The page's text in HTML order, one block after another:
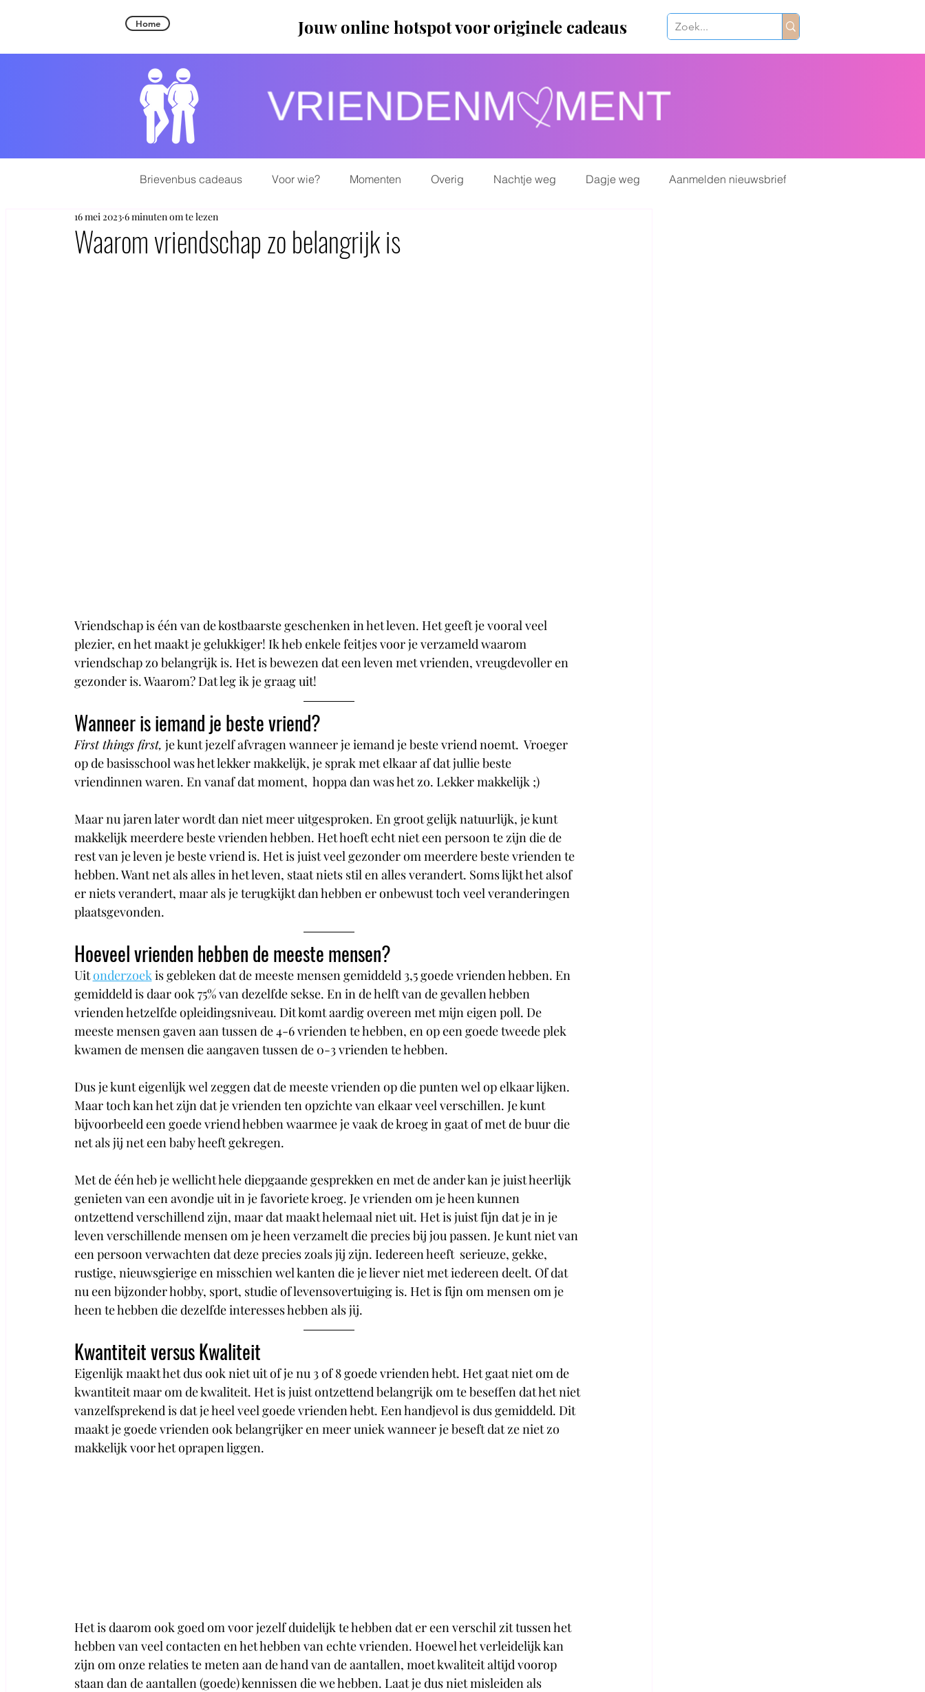
Home Jouw online hotspot voor originele cadeaus
Brievenbus cadeaus Voor wie? Momenten Overig Nachtje weg Dagje weg Aanmelden nieuwsbrief
Waarom vriendschap zo belangrijk is
16 mei 2023 6 minuten om te lezen
Vriendschap is één van de kostbaarste geschenken in het leven. Het geeft je vooral veel
plezier, en het maakt je gelukkiger! Ik heb enkele feitjes voor je verzameld waarom
vriendschap zo belangrijk is. Het is bewezen dat een leven met vrienden, vreugdevoller en
gezonder is. Waarom? Dat leg ik je graag uit!
Wanneer is iemand je beste vriend?
First things first, je kunt jezelf afvragen wanneer je iemand je beste vriend noemt.  Vroeger
op de basisschool was het lekker makkelijk, je sprak met elkaar af dat jullie beste
vriendinnen waren. En vanaf dat moment,  hoppa dan was het zo. Lekker makkelijk ;)
Maar nu jaren later wordt dan niet meer uitgesproken. En groot gelijk natuurlijk, je kunt
makkelijk meerdere beste vrienden hebben. Het hoeft echt niet een persoon te zijn die de
rest van je leven je beste vriend is. Het is juist veel gezonder om meerdere beste vrienden te
hebben. Want net als alles in het leven, staat niets stil en alles verandert. Soms lijkt het alsof
er niets verandert, maar als je terugkijkt dan hebben er onbewust toch veel veranderingen
plaatsgevonden.
Hoeveel vrienden hebben de meeste mensen?
Uit onderzoek is gebleken dat de meeste mensen gemiddeld 3,5 goede vrienden hebben. En
gemiddeld is daar ook 75% van dezelfde sekse. En in de helft van de gevallen hebben
vrienden hetzelfde opleidingsniveau. Dit komt aardig overeen met mijn eigen poll. De
meeste mensen gaven aan tussen de 4-6 vrienden te hebben, en op een goede tweede plek
kwamen de mensen die aangaven tussen de 0-3 vrienden te hebben.
Dus je kunt eigenlijk wel zeggen dat de meeste vrienden op die punten wel op elkaar lijken.
Maar toch kan het zijn dat je vrienden ten opzichte van elkaar veel verschillen. Je kunt
bijvoorbeeld een goede vriend hebben waarmee je vaak de kroeg in gaat of met de buur die
net als jij net een baby heeft gekregen.
Met de één heb je wellicht hele diepgaande gesprekken en met de ander kan je juist heerlijk
genieten van een avondje uit in je favoriete kroeg. Je vrienden om je heen kunnen
ontzettend verschillend zijn, maar dat maakt helemaal niet uit. Het is juist fijn dat je in je
leven verschillende mensen om je heen verzamelt die precies bij jou passen. Je kunt niet van
een persoon verwachten dat deze precies zoals jij zijn. Iedereen heeft  serieuze, gekke,
rustige, nieuwsgierige en misschien wel kanten die je liever niet met iedereen deelt. Of dat
nu een bijzonder hobby, sport, studie of levensovertuiging is. Het is fijn om mensen om je
heen te hebben die dezelfde interesses hebben als jij.
Kwantiteit versus Kwaliteit
Eigenlijk maakt het dus ook niet uit of je nu 3 of 8 goede vrienden hebt. Het gaat niet om de
kwantiteit maar om de kwaliteit. Het is juist ontzettend belangrijk om te beseffen dat het niet
vanzelfsprekend is dat je heel veel goede vrienden hebt. Een handjevol is dus gemiddeld. Dit
maakt je goede vrienden ook belangrijker en meer uniek wanneer je beseft dat ze niet zo
makkelijk voor het oprapen liggen.
Het is daarom ook goed om voor jezelf duidelijk te hebben dat er een verschil zit tussen het
hebben van veel contacten en het hebben van echte vrienden. Hoewel het verleidelijk kan
zijn om onze relaties te meten aan de hand van de aantallen, moet kwaliteit altijd voorop
staan dan de aantallen (goede) kennissen die we hebben. Laat je dus niet misleiden als